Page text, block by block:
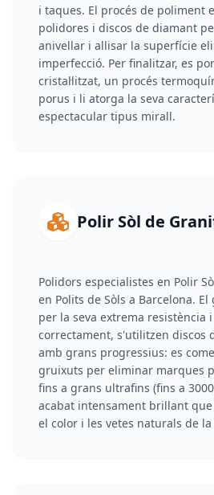
i taques. El procés de poliment
polidores i discos de diamant
anivellar i allisar la superfície
imperfecció. Per finalitzar, es
cristal·litzat, un procés
porus i li atorga la seva
espectacular tipus mirall.
Polir Sòl de
Polidors especialistes en Polir
en Polits de Sòls a Barcelona.
per la seva extrema resistència
correctament, s'utilitzen discos
amb grans progressius: es
gruixuts per eliminar marques
fins a grans ultrafins (fins a
acabat intensament brillant
el color i les vetes naturals de